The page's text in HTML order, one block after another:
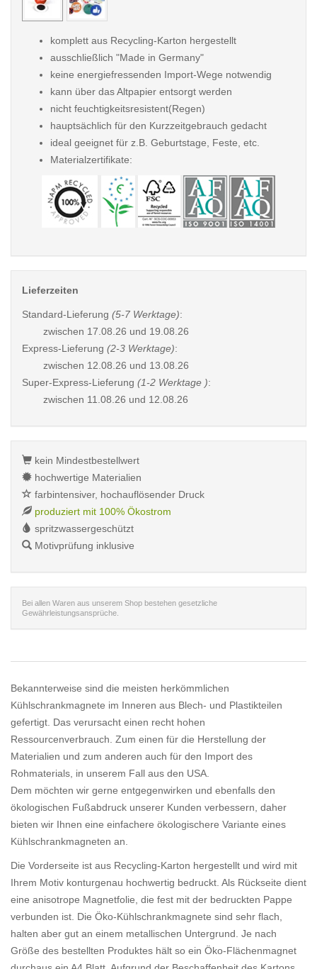
komplett aus Recycling-Karton hergestellt
ausschließlich "Made in Germany"
keine energiefressenden Import-Wege notwendig
kann über das Altpapier entsorgt werden
nicht feuchtigkeitsresistent(Regen)
hauptsächlich für den Kurzzeitgebrauch gedacht
ideal geeignet für z.B. Geburtstage, Feste, etc.
Materialzertifikate:
Lieferzeiten
Standard-Lieferung (5-7 Werktage):
zwischen 17.08.26 und 19.08.26
Express-Lieferung (2-3 Werktage):
zwischen 12.08.26 und 13.08.26
Super-Express-Lieferung (1-2 Werktage ):
zwischen 11.08.26 und 12.08.26
kein Mindestbestellwert
hochwertige Materialien
farbintensiver, hochauflösender Druck
produziert mit 100% Ökostrom
spritzwassergeschützt
Motivprüfung inklusive
Bei allen Waren aus unserem Shop bestehen gesetzliche
Gewährleistungsansprüche.
Bekannterweise sind die meisten herkömmlichen
Kühlschrankmagnete im Inneren aus Blech- und Plastikteilen
gefertigt. Das verursacht einen recht hohen
Ressourcenverbrauch. Zum einen für die Herstellung der
Materialien und zum anderen auch für den Import des
Rohmaterials, in unserem Fall aus den USA.
Dem möchten wir gerne entgegenwirken und ebenfalls den
ökologischen Fußabdruck unserer Kunden verbessern, daher
bieten wir Ihnen eine einfachere ökologischere Variante eines
Kühlschrankmagneten an.
Die Vorderseite ist aus Recycling-Karton hergestellt und wird mit
Ihrem Motiv konturgenau hochwertig bedruckt. Als Rückseite dient
eine anisotrope Magnetfolie, die fest mit der bedruckten Pappe
verbunden ist. Die Öko-Kühlschrankmagnete sind sehr flach,
halten aber gut an einem metallischen Untergrund. Je nach
Größe des bestellten Produktes hält so ein Öko-Flächenmagnet